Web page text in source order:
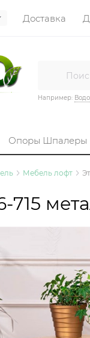
Доставка
Например:
Опоры Шпалеры
Мебель лофт
715